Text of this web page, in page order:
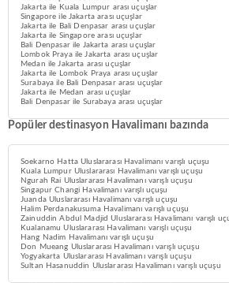
Jakarta ile Kuala Lumpur arası uçuşlar
Singapore ile Jakarta arası uçuşlar
Jakarta ile Bali Denpasar arası uçuşlar
Jakarta ile Singapore arası uçuşlar
Bali Denpasar ile Jakarta arası uçuşlar
Lombok Praya ile Jakarta arası uçuşlar
Medan ile Jakarta arası uçuşlar
Jakarta ile Lombok Praya arası uçuşlar
Surabaya ile Bali Denpasar arası uçuşlar
Jakarta ile Medan arası uçuşlar
Bali Denpasar ile Surabaya arası uçuşlar
Popüler destinasyon Havalimanı bazında
Soekarno Hatta Uluslararası Havalimanı varışlı uçuşu
Kuala Lumpur Uluslararası Havalimanı varışlı uçuşu
Ngurah Rai Uluslararası Havalimanı varışlı uçuşu
Singapur Changi Havalimanı varışlı uçuşu
Juanda Uluslararası Havalimanı varışlı uçuşu
Halim Perdanakusuma Havalimanı varışlı uçuşu
Zainuddin Abdul Madjid Uluslararası Havalimanı varışlı
Kualanamu Uluslararası Havalimanı varışlı uçuşu
Hang Nadim Havalimanı varışlı uçuşu
Don Mueang Uluslararası Havalimanı varışlı uçuşu
Yogyakarta Uluslararası Havalimanı varışlı uçuşu
Sultan Hasanuddin Uluslararası Havalimanı varışlı uçuşu